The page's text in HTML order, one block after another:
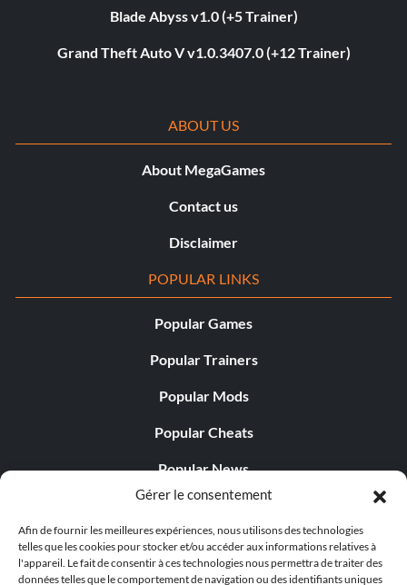
Gérer le consentement
Afin de fournir les meilleures expériences, nous utilisons des technologies
telles que les cookies pour stocker et/ou accéder aux informations relatives à
l'appareil. Le fait de consentir à ces technologies nous permettra de traiter des
données telles que le comportement de navigation ou des identifiants uniques
Blade Abyss v1.0 (+5 Trainer)
Grand Theft Auto V v1.0.3407.0 (+12 Trainer)
ABOUT US
About MegaGames
Contact us
Disclaimer
POPULAR LINKS
Popular Games
Popular Trainers
Popular Mods
Popular Cheats
Popular News
Popular Editorials
Popular Free Games
LATEST UPDATES